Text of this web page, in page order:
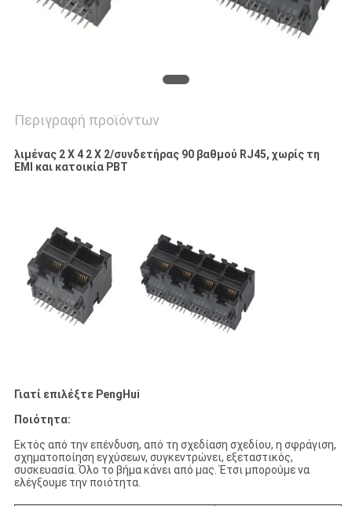
Περιγραφή προϊόντων
λιμένας 2 X 4 2 X 2/συνδετήρας 90 βαθμού RJ45, χωρίς τη
EMI και κατοικία PBT
Γιατί επιλέξτε PengHui
Ποιότητα:
Εκτός από την επένδυση, από τη σχεδίαση σχεδίου, η σφράγιση,
σχηματοποίηση εγχύσεων, συγκεντρώνει, εξεταστικός,
συσκευασία. Όλο το βήμα κάνει από μας. Έτσι μπορούμε να
ελέγξουμε την ποιότητα.